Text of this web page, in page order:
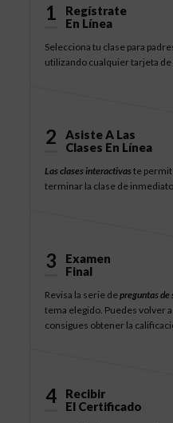
1
Regístrate
En Línea
Selecciona tu clase para
utilizando cualquier tarjeta
2
Asiste A Las
Clases En Línea
Las clases interactivaste
terminar la clase de
3
Examen
Final
Revisa la serie depreguntas
tema elegido. Puedes volver
consigues obtener la
4
Recibir
El Certificado